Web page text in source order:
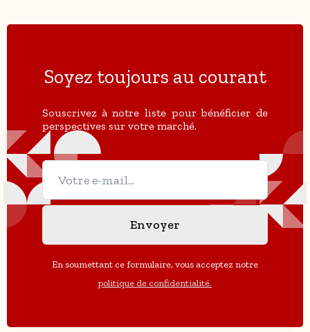
Soyez toujours au courant
Souscrivez à notre liste pour bénéficier de
perspectives sur votre marché.
En soumettant ce formulaire, vous acceptez notre
politique de confidentialité.